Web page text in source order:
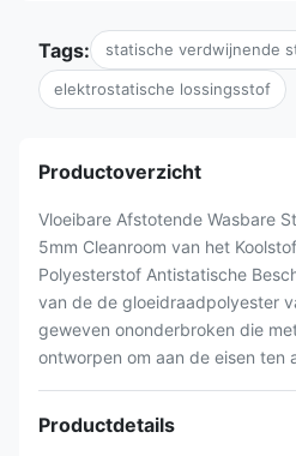
Tags: statische verdwijnende
elektrostatische lossingsstof
Productoverzicht
Vloeibare Afstotende Wasbare
5mm Cleanroom van het
Polyesterstof Antistatische
van de de gloeidraadpolyester
geweven ononderbroken die
ontworpen om aan de eisen ten
Productdetails